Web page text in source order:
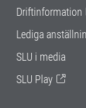
Driftinformation
Lediga
SLU i media
SLU Play